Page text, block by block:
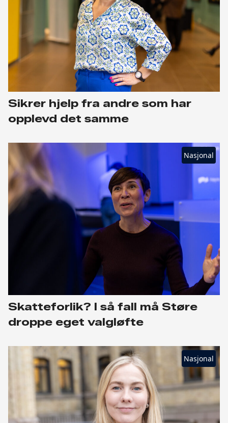
Sikrer hjelp fra andre som har
opplevd det samme
Nasjonal
Skatteforlik? I så fall må Støre
droppe eget valgløfte
Nasjonal